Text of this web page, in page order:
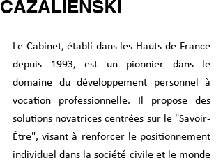
CAZALIENSKI
Le Cabinet, établi dans les Hauts-de-France
depuis 1993, est un pionnier dans le
domaine du développement personnel à
vocation professionnelle. Il propose des
solutions novatrices centrées sur le "Savoir-
Être", visant à renforcer le positionnement
individuel dans la société civile et le monde